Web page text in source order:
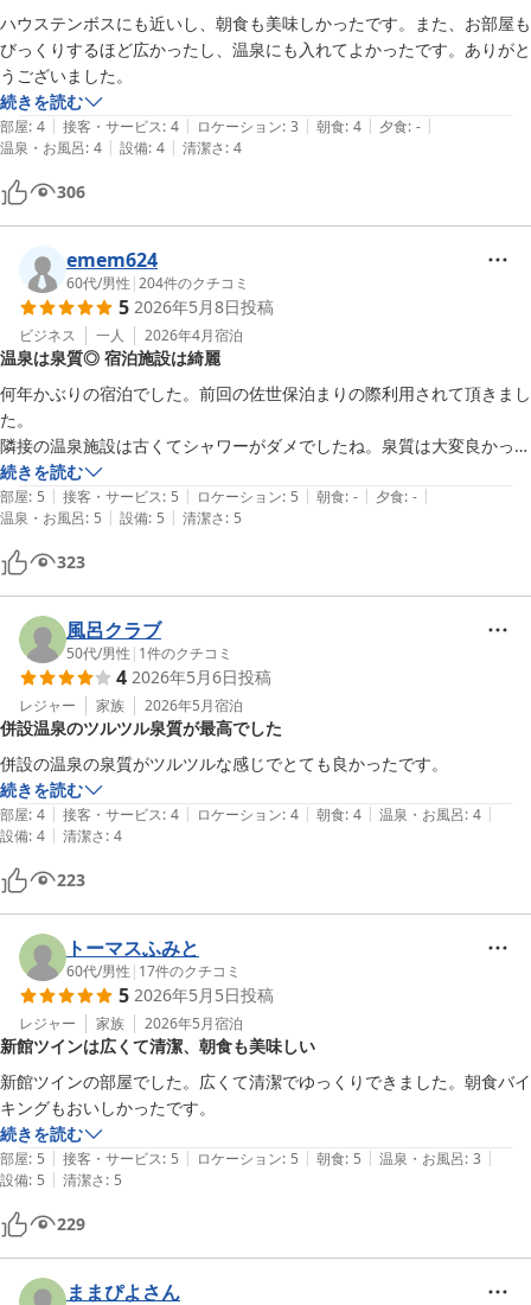
ハウステンボスにも近いし、朝食も美味しかったです。また、お部屋も
びっくりするほど広かったし、温泉にも入れてよかったです。ありがと
うございました。
続きを読む
部屋: 4 | 接客・サービス: 4 | ロケーション: 3 | 朝食: 4 | 夕食: - |
温泉・お風呂: 4 | 設備: 4 | 清潔さ: 4
306
emem624
60代/男性 |204件のクチコミ
5 2026年5月8日投稿
ビジネス 一人 2026年4月宿泊
温泉は泉質◎ 宿泊施設は綺麗
何年かぶりの宿泊でした。前回の佐世保泊まりの際利用されて頂きまし
た。
隣接の温泉施設は古くてシャワーがダメでしたね。泉質は大変良かった
です。宿泊施設は綺麗で良かったです。
続きを読む
部屋: 5 | 接客・サービス: 5 | ロケーション: 5 | 朝食: - | 夕食: - |
温泉・お風呂: 5 | 設備: 5 | 清潔さ: 5
323
風呂クラブ
50代/男性 | 1件のクチコミ
4 2026年5月6日投稿
レジャー 家族 2026年5月宿泊
併設温泉のツルツル泉質が最高でした
併設の温泉の泉質がツルツルな感じでとても良かったです。
続きを読む
部屋: 4 | 接客・サービス: 4 | ロケーション: 4 | 朝食: 4 | 温泉・お風呂: 4 |
設備: 4 | 清潔さ: 4
223
トーマスふみと
60代/男性 | 17件のクチコミ
5 2026年5月5日投稿
レジャー 家族 2026年5月宿泊
新館ツインは広くて清潔、朝食も美味しい
新館ツインの部屋でした。広くて清潔でゆっくりできました。朝食バイ
キングもおいしかったです。
続きを読む
部屋: 5 | 接客・サービス: 5 | ロケーション: 5 | 朝食: 5 | 温泉・お風呂: 3 |
設備: 5 | 清潔さ: 5
229
ままぴよさん